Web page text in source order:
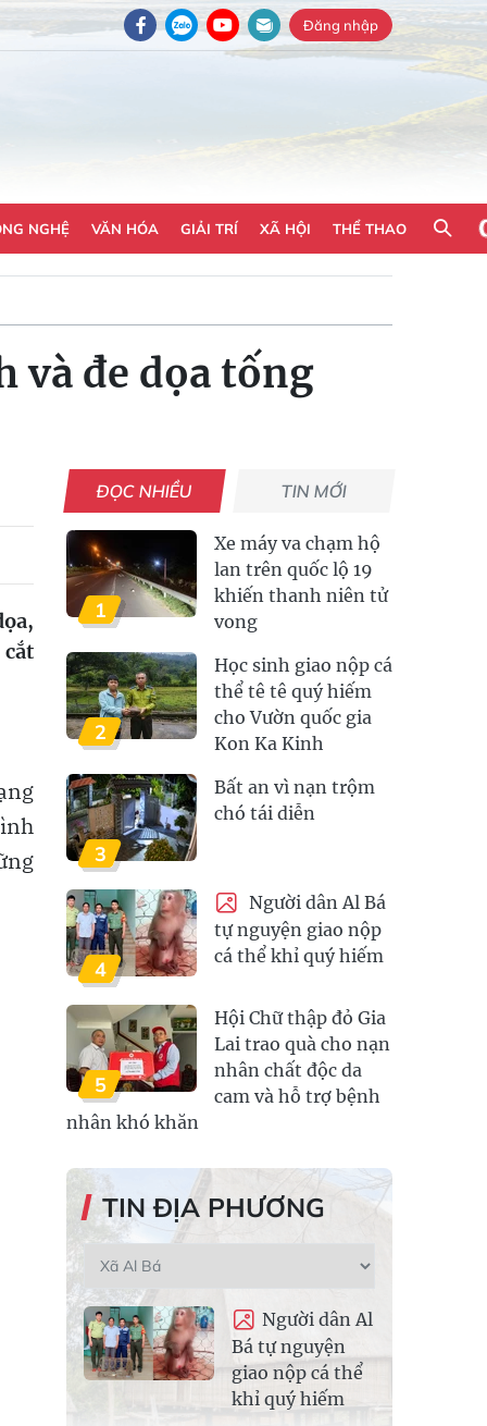
Đăng nhập
NGHỆ VĂN HÓA GIẢI TRÍ XÃ HỘI THỂ THAO
và đe dọa tống
ĐỌC NHIỀU TIN MỚI
1
Xe máy va chạm hộ
lan trên quốc lộ 19
khiến thanh niên tử
vong
2
Học sinh giao nộp cá
thể tê tê quý hiếm
cho Vườn quốc gia
Kon Ka Kinh
3
Bất an vì nạn trộm
chó tái diễn
4
Người dân Al Bá
tự nguyện giao nộp
cá thể khỉ quý hiếm
5
Hội Chữ thập đỏ Gia
Lai trao quà cho nạn
nhân chất độc da
cam và hỗ trợ bệnh
nhân khó khăn
TIN ĐỊA PHƯƠNG
Người dân Al
Bá tự nguyện
giao nộp cá thể
khỉ quý hiếm